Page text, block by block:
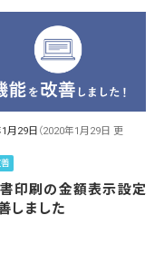
月29日 （2020年1月29日 更
印刷の金額表示設定
しました